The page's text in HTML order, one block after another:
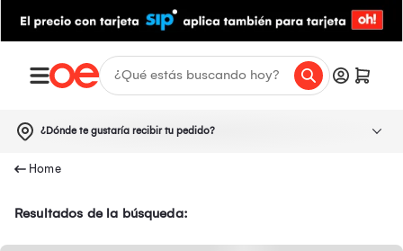
¿Dónde te gustaría recibir tu pedido?
Resultados de la búsqueda: